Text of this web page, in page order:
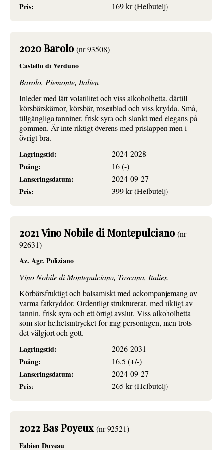
Pris:
169 kr (Helbutelj)
2020 Barolo (nr 93508)
Castello di Verduno
Barolo, Piemonte, Italien
Inleder med lätt volatilitet och viss alkoholhetta, därtill
körsbärskärnor, körsbär, rosenblad och viss krydda. Små,
tillgängliga tanniner, frisk syra och slankt med elegans på
gommen. Är inte riktigt överens med prislappen men i
övrigt bra.
Lagringstid:
2024-2028
Poäng:
16 (-)
Lanseringsdatum:
2024-09-27
Pris:
399 kr (Helbutelj)
2021 Vino Nobile di Montepulciano (nr
92631)
Az. Agr. Poliziano
Vino Nobile di Montepulciano, Toscana, Italien
Körbärsfruktigt och balsamiskt med ackompanjemang av
varma fatkryddor. Ordentligt strukturerat, med rikligt av
tannin, frisk syra och ett örtigt avslut. Viss alkoholhetta
som stör helhetsintrycket för mig personligen, men trots
det välgjort och gott.
Lagringstid:
2026-2031
Poäng:
16.5 (+/-)
Lanseringsdatum:
2024-09-27
Pris:
265 kr (Helbutelj)
2022 Bas Poyeux (nr 92521)
Fabien Duveau